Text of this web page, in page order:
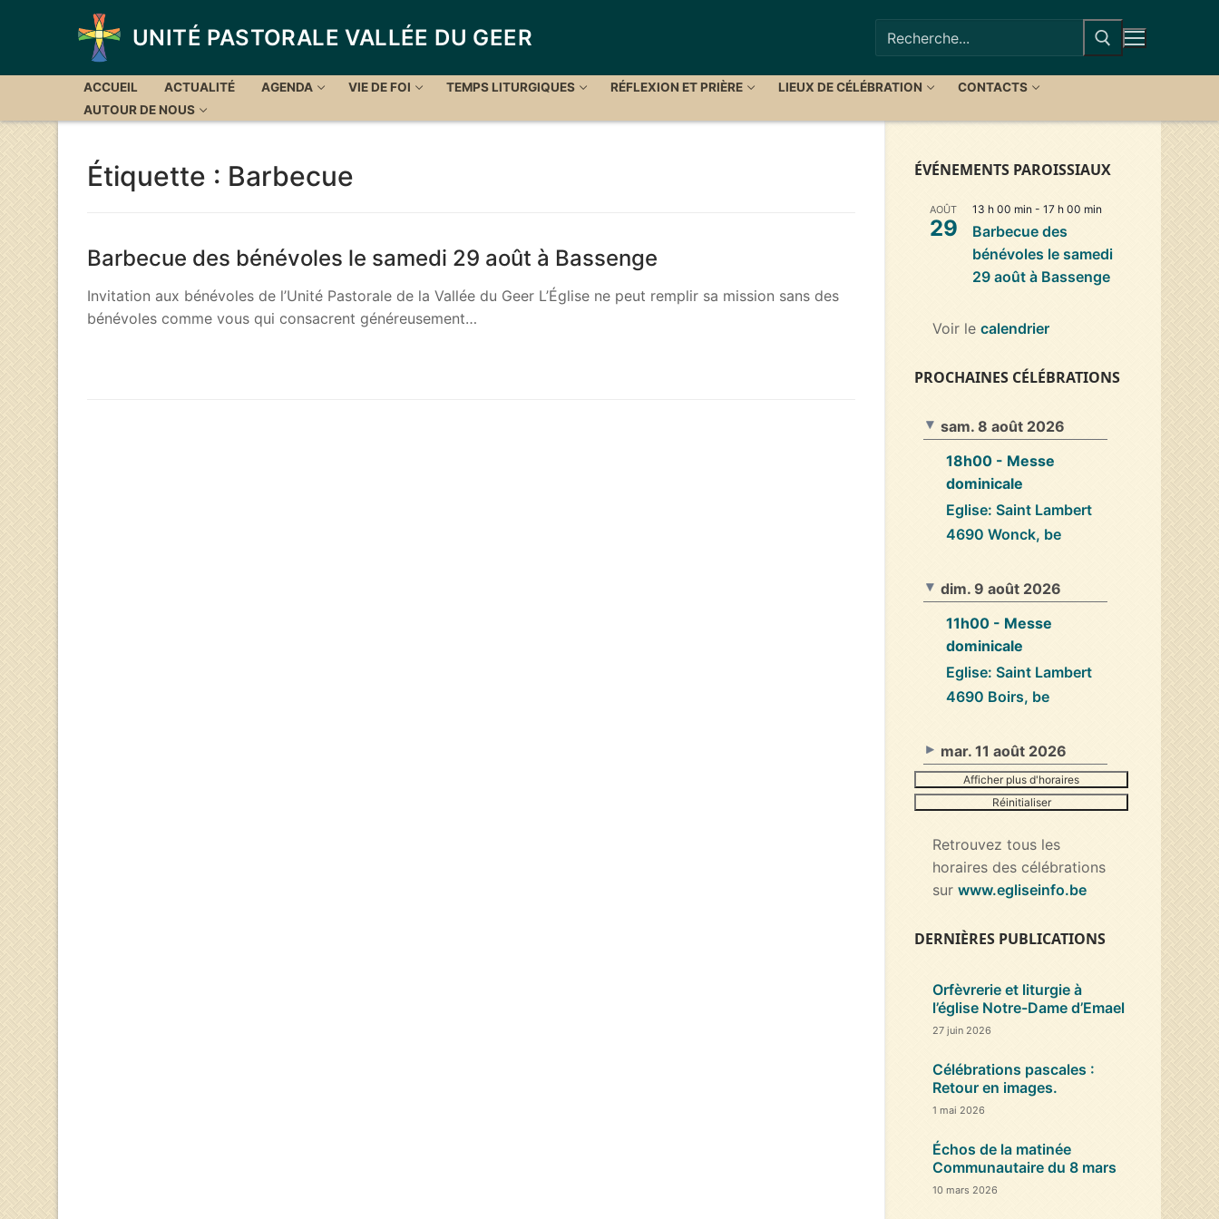
UNITÉ PASTORALE VALLÉE DU GEER
Rechercher
:
ACCUEIL ACTUALITÉ AGENDA VIE DE FOI TEMPS LITURGIQUES RÉFLEXION ET PRIÈRE LIEUX DE CÉLÉBRATION
CONTACTS
AUTOUR DE NOUS
Étiquette : Barbecue
Barbecue des bénévoles le samedi 29 août à Bassenge
Invitation aux bénévoles de l’Unité Pastorale de la Vallée du Geer L’Église ne peut remplir sa mission sans des
bénévoles comme vous qui consacrent généreusement…
ÉVÉNEMENTS PAROISSIAUX
AOÛT
29
13 h 00 min - 17 h 00 min
Barbecue des
bénévoles le samedi
29 août à Bassenge
Voir le calendrier
PROCHAINES CÉLÉBRATIONS
sam. 8 août 2026
18h00 - Messe
dominicale
Eglise: Saint Lambert
4690 Wonck, be
dim. 9 août 2026
11h00 - Messe
dominicale
Eglise: Saint Lambert
4690 Boirs, be
mar. 11 août 2026
Afficher plus d'horaires
Réinitialiser
Retrouvez tous les
horaires des célébrations
sur www.egliseinfo.be
DERNIÈRES PUBLICATIONS
Orfèvrerie et liturgie à
l’église Notre-Dame d’Emael
27 juin 2026
Célébrations pascales :
Retour en images.
1 mai 2026
Échos de la matinée
Communautaire du 8 mars
10 mars 2026